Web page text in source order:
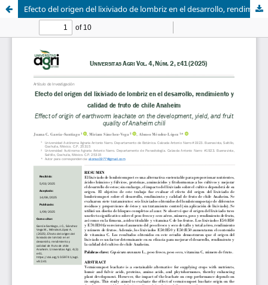
Efecto del origen del lixiviado de lombriz en el desarrollo, rendimiento y calidad de fruto de chile Anaheim